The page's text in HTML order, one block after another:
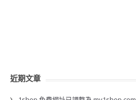
近期文章